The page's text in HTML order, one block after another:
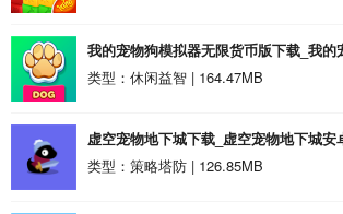
我的宠物狗模拟器无限货币版下载_我的
拟器无限货币版安卓版
类型：休闲益智 | 164.47MB
虚空宠物地下城下载_虚空宠物地下城安
类型：策略塔防 | 126.85MB